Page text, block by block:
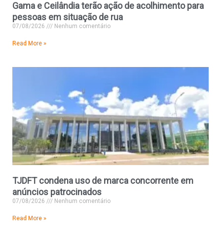
Gama e Ceilândia terão ação de acolhimento para
pessoas em situação de rua
07/08/2026 Nenhum comentário
Read More »
TJDFT condena uso de marca concorrente em
anúncios patrocinados
07/08/2026 Nenhum comentário
Read More »